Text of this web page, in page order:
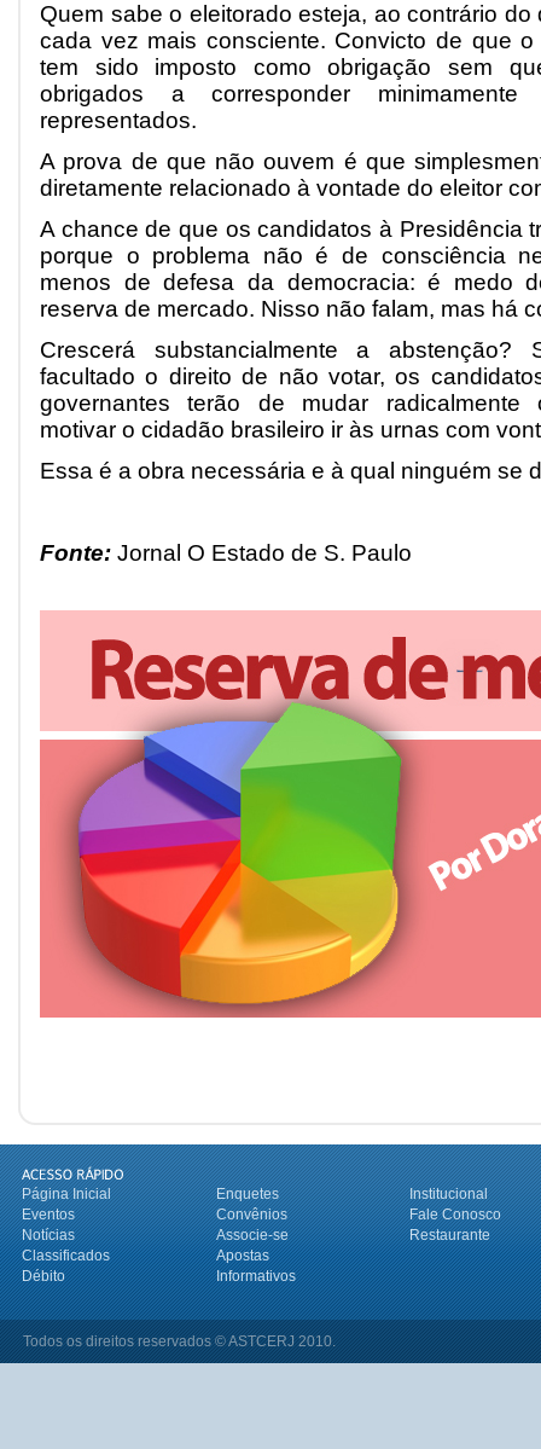
Quem sabe o eleitorado esteja, ao contrário
cada vez mais consciente. Convicto de que
tem sido imposto como obrigação sem
obrigados a corresponder
representados.
A prova de que não ouvem é que
diretamente relacionado à vontade do eleitor
A chance de que os candidatos à Presidência
porque o problema não é de consciência
menos de defesa da democracia: é medo
reserva de mercado. Nisso não falam, mas há
Crescerá substancialmente a
facultado o direito de não votar, os
governantes terão de mudar radicalmente
motivar o cidadão brasileiro ir às urnas com
Essa é a obra necessária e à qual ninguém se
Fonte: Jornal O Estado de S. Paulo
Página Inicial Enquetes
Institucional
Eventos
Convênios
Fale Conosco
Notícias
Associe-se
Restaurante
Classificados
Apostas
Débito
Informativos
Todos os direitos reservados © ASTCERJ 2010.